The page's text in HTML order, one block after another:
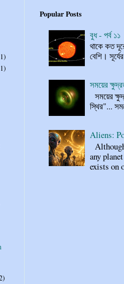
Popular Posts
বুধ - পর্ব ১১
থাকে কত
বেশি।
সময়ের
সময়ের
স্থির"...
Aliens:
any
exists on